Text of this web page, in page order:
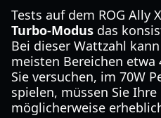
Tests auf dem ROG Ally
Turbo-Modus das
Bei dieser Wattzahl
meisten Bereichen etwa
Sie versuchen, im 70W
spielen, müssen Sie
möglicherweise